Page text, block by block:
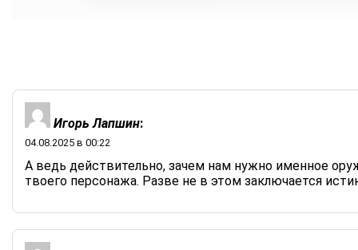
Игорь Лапшин:
04.08.2025 в 00:22
А ведь действительно, зачем нам нужно именное
твоего персонажа. Разве не в этом заключается